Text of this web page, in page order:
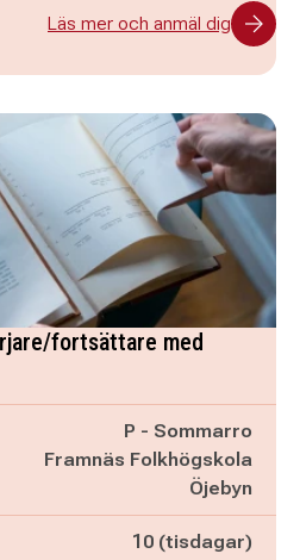
Läs mer och anmäl dig
fortsättare med
P - Sommarro
Framnäs Folkhögskola
Öjebyn
10 (tisdagar)